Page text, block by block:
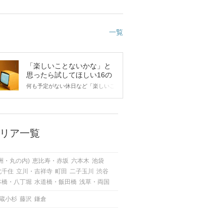
一覧
「楽しいことないかな」と
思ったら試してほしい16の
こと
何も予定がない休日など「楽しいこ
になれる対処法から、恋愛・自分磨
き・趣味などジャンル別の楽しいこ
とを探している方は必見です。
ア一覧
・丸の内) 恵比寿・赤坂 六本木 池袋
千住 立川・吉祥寺 町田 二子玉川
渋谷
橋・八丁堀 水道橋・飯田橋 浅草・両国
小杉 藤沢 鎌倉